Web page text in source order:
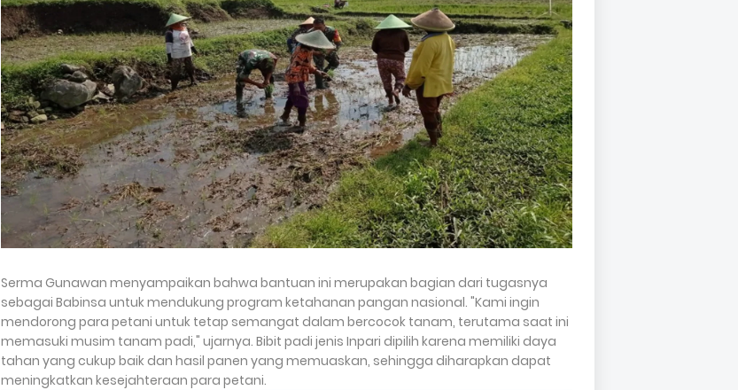
Serma Gunawan menyampaikan bahwa bantuan ini merupakan bagian dari tugasnya
sebagai Babinsa untuk mendukung program ketahanan pangan nasional. "Kami ingin
mendorong para petani untuk tetap semangat dalam bercocok tanam, terutama saat ini
memasuki musim tanam padi," ujarnya. Bibit padi jenis Inpari dipilih karena memiliki daya
tahan yang cukup baik dan hasil panen yang memuaskan, sehingga diharapkan dapat
meningkatkan kesejahteraan para petani.